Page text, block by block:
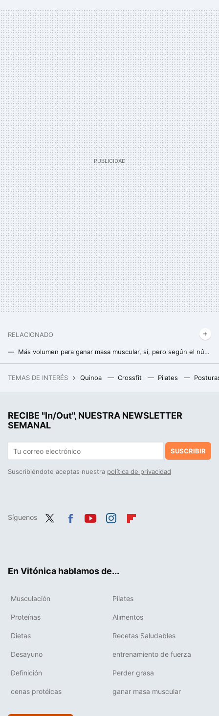
RELACIONADO
Más volumen para ganar masa muscular, sí, pero según el número de series que hagas actualmente
Unas imágenes por satélite han revelado un complejo desconocido en Neom. Es tan lujoso que solo puede ser para una persona
TEMAS DE INTERÉS Quinoa Crossfit Pilates
RECIBE "In/Out", NUESTRA NEWSLETTER
SEMANAL
SUSCRIBIR
Suscribiéndote aceptas nuestra política de privacidad
Síguenos
En Vitónica hablamos de...
Musculación Pilates
Proteínas Alimentos
Dietas Recetas Saludables
Desayuno entrenamiento de fuerza
Definición Perder grasa
cenas protéicas ganar masa muscular